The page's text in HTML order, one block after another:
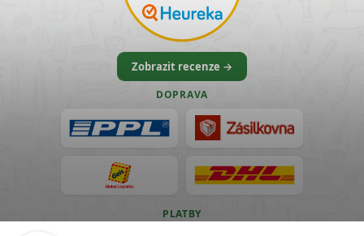
Zobrazit recenze →
DOPRAVA
PLATBY